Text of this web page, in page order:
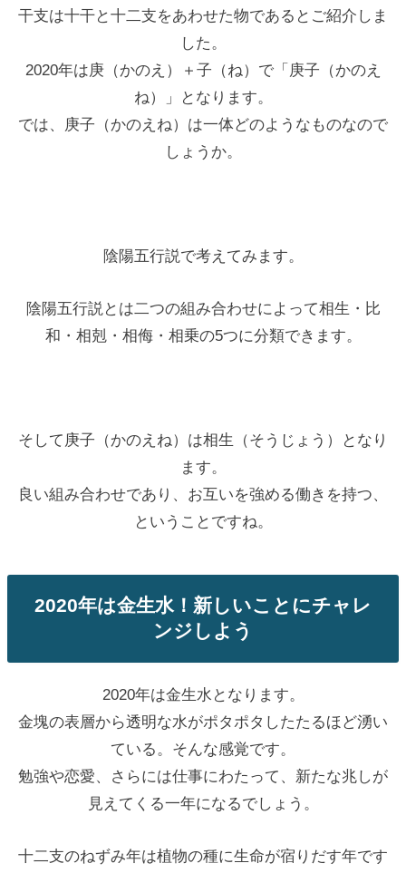
干支は十干と十二支をあわせた物であるとご紹介しま
した。
2020年は庚（かのえ）＋子（ね）で「庚子（かのえ
ね）」となります。
では、庚子（かのえね）は一体どのようなものなので
しょうか。
陰陽五行説で考えてみます。
陰陽五行説とは二つの組み合わせによって相生・比
和・相剋・相侮・相乗の5つに分類できます。
そして庚子（かのえね）は相生（そうじょう）となり
ます。
良い組み合わせであり、お互いを強める働きを持つ、
ということですね。
2020年は金生水！新しいことにチャレ
ンジしよう
2020年は金生水となります。
金塊の表層から透明な水がポタポタしたたるほど湧い
ている。そんな感覚です。
勉強や恋愛、さらには仕事にわたって、新たな兆しが
見えてくる一年になるでしょう。
十二支のねずみ年は植物の種に生命が宿りだす年です